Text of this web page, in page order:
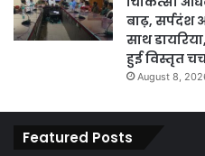
बाढ़,
साथ
हुई विस्तृत
August 8,
Featured Posts